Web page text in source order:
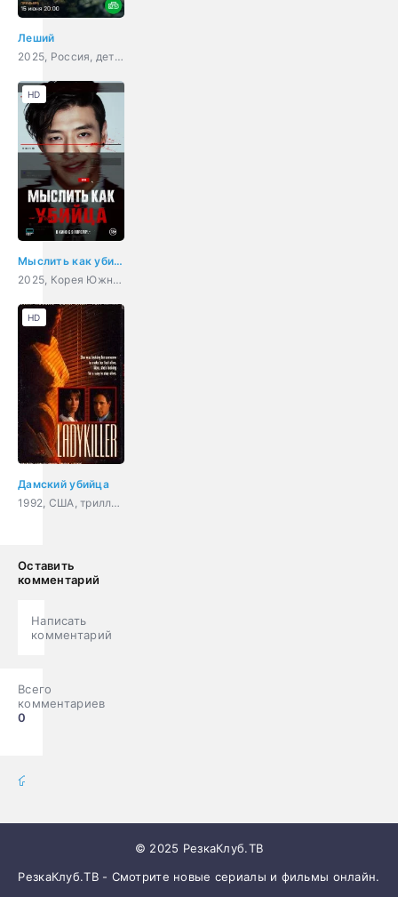
Леший
2025, Россия, детектив
Мыслить как убийца
2025, Корея Южная, детектив, триллер, комедия, криминал
HD
Дамский убийца
1992, США, триллер, криминал
HD
Оставить
комментарий
Написать
комментарий
Всего
комментариев
0
© 2025 РезкаКлуб.ТВ
РезкаКлуб.ТВ - Смотрите новые сериалы и фильмы онлайн.